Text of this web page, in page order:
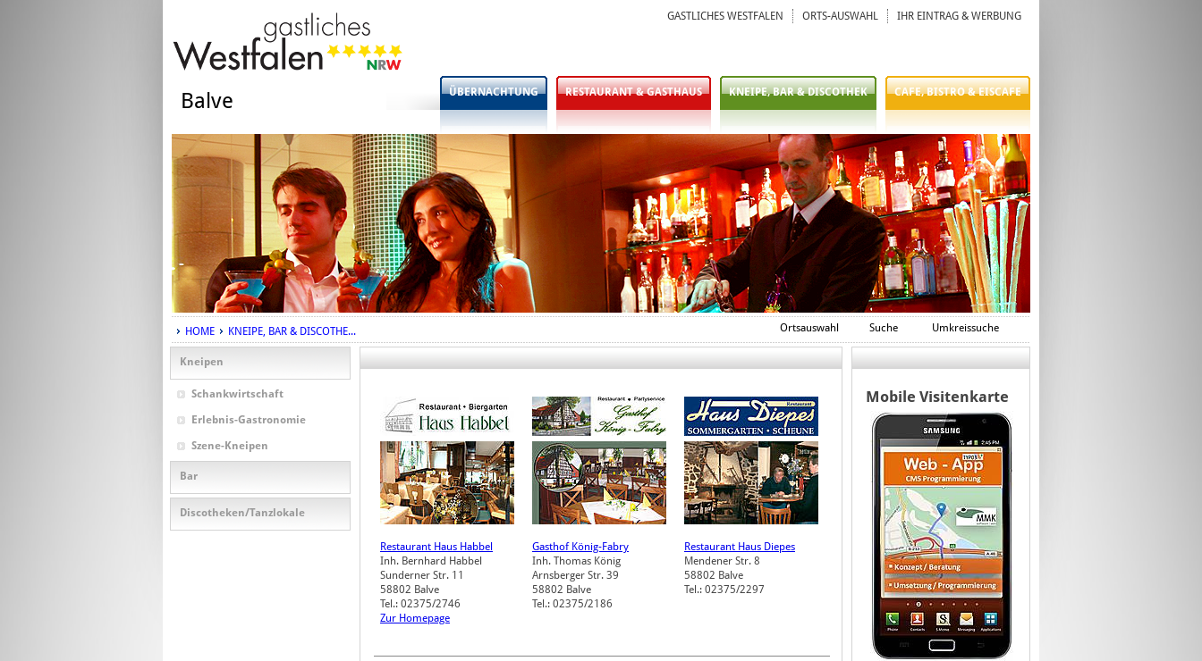
Ortsauswahl Suche Umkreissuche
IHR EINTRAG & WERBUNG
ORTS-AUSWAHL
GASTLICHES WESTFALEN
Balve ÜBERNACHTUNG RESTAURANT & GASTHAUS KNEIPE, BAR & DISCOTHEK CAFE, BISTRO & EISCAFE
HOME KNEIPE, BAR & DISCOTHE...
Kneipen
Schankwirtschaft
Erlebnis-Gastronomie
Szene-Kneipen
Bar
Discotheken/Tanzlokale
Restaurant Haus Habbel
Inh. Bernhard Habbel
Sunderner Str. 11
58802 Balve
Tel.: 02375/2746
Zur Homepage
Gasthof König-Fabry
Inh. Thomas König
Arnsberger Str. 39
58802 Balve
Tel.: 02375/2186
Restaurant Haus Diepes
Mendener Str. 8
58802 Balve
Tel.: 02375/2297
Mobile Visitenkarte